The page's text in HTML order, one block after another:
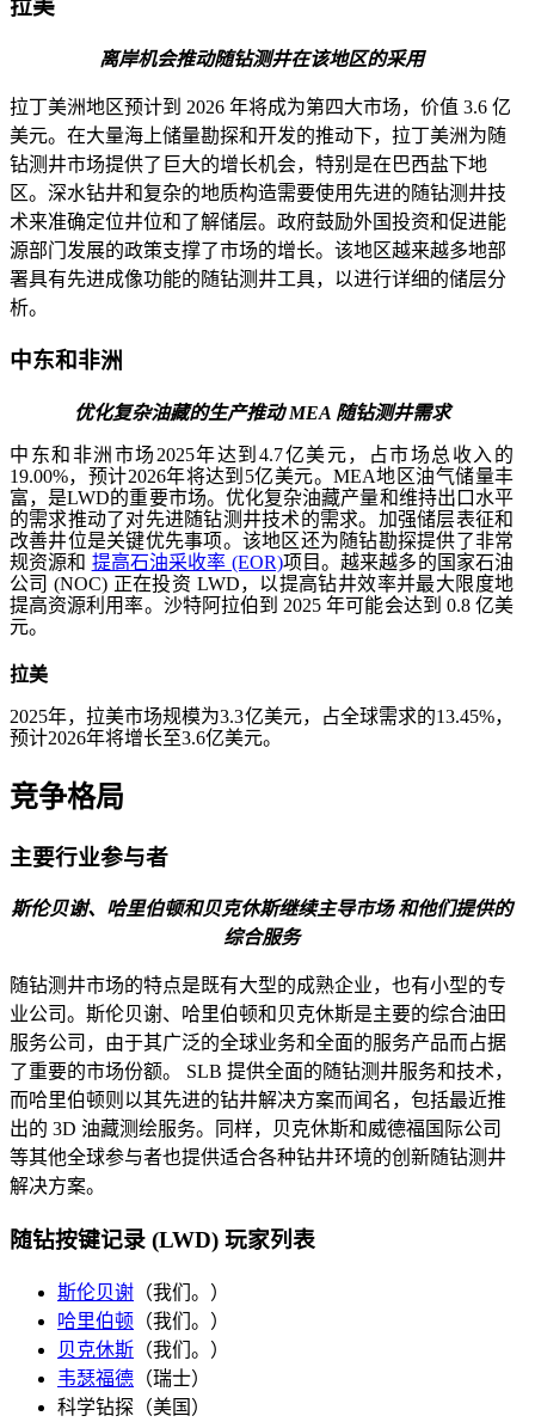
拉美
离岸机会推动随钻测井在该地区的采用
拉丁美洲地区预计到 2026 年将成为第四大市场，价值 3.6 亿
美元。在大量海上储量勘探和开发的推动下，拉丁美洲为随
钻测井市场提供了巨大的增长机会，特别是在巴西盐下地
区。深水钻井和复杂的地质构造需要使用先进的随钻测井技
术来准确定位井位和了解储层。政府鼓励外国投资和促进能
源部门发展的政策支撑了市场的增长。该地区越来越多地部
署具有先进成像功能的随钻测井工具，以进行详细的储层分
析。
中东和非洲
优化复杂油藏的生产推动 MEA 随钻测井需求
中东和非洲市场2025年达到4.7亿美元，占市场总收入的
19.00%，预计2026年将达到5亿美元。MEA地区油气储量丰
富，是LWD的重要市场。优化复杂油藏产量和维持出口水平
的需求推动了对先进随钻测井技术的需求。加强储层表征和
改善井位是关键优先事项。该地区还为随钻勘探提供了非常
规资源和 提高石油采收率 (EOR)项目。越来越多的国家石油
公司 (NOC) 正在投资 LWD，以提高钻井效率并最大限度地
提高资源利用率。沙特阿拉伯到 2025 年可能会达到 0.8 亿美
元。
拉美
2025年，拉美市场规模为3.3亿美元，占全球需求的13.45%，
预计2026年将增长至3.6亿美元。
竞争格局
主要行业参与者
斯伦贝谢、哈里伯顿和贝克休斯继续主导市场 和他们提供的
综合服务
随钻测井市场的特点是既有大型的成熟企业，也有小型的专
业公司。斯伦贝谢、哈里伯顿和贝克休斯是主要的综合油田
服务公司，由于其广泛的全球业务和全面的服务产品而占据
了重要的市场份额。 SLB 提供全面的随钻测井服务和技术，
而哈里伯顿则以其先进的钻井解决方案而闻名，包括最近推
出的 3D 油藏测绘服务。同样，贝克休斯和威德福国际公司
等其他全球参与者也提供适合各种钻井环境的创新随钻测井
解决方案。
随钻按键记录 (LWD) 玩家列表
斯伦贝谢 （我们。）
哈里伯顿 （我们。）
贝克休斯 （我们。）
韦瑟福德 （瑞士）
科学钻探（美国）